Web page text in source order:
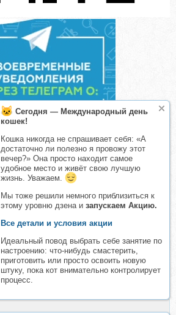
Сегодня — Международный день
кошек!
Кошка никогда не спрашивает себя: «А
достаточно ли полезно я провожу этот
вечер?» Она просто находит самое
удобное место и живёт свою лучшую
жизнь. Уважаем.
Мы тоже решили немного приблизиться к
этому уровню дзена и запускаем Акцию.
Все детали и условия акции
Идеальный повод выбрать себе занятие по
настроению: что-нибудь смастерить,
приготовить или просто освоить новую
штуку, пока кот внимательно контролирует
процесс.